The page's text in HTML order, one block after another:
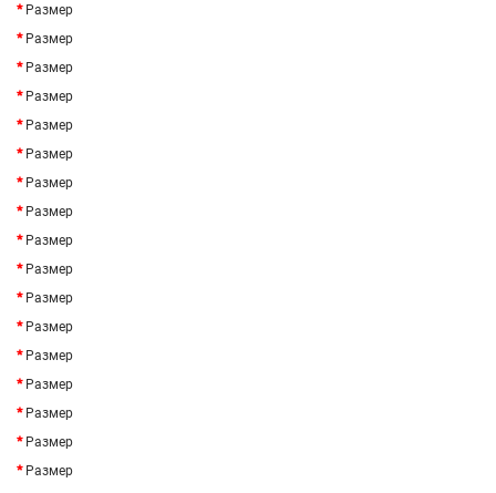
Размер
Размер
Размер
Размер
Размер
Размер
Размер
Размер
Размер
Размер
Размер
Размер
Размер
Размер
Размер
Размер
Размер